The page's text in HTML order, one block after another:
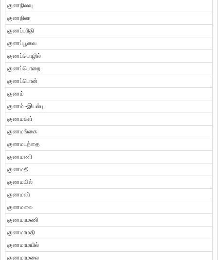
குணநிலவு
குணநிலா
குணப்பரிதி
குணப்பூவை
குணப்பொழில்
குணப்பொறை
குணப்பொன்
குணம்
குணம் -இயல்பு.
குணமகள்
குணமங்கை
குணமடந்தை
குணமணி
குணமதி
குணமயில்
குணமலர்
குணமலை
குணமாமணி
குணமாமதி
குணமாமயில்
குணமாமலை